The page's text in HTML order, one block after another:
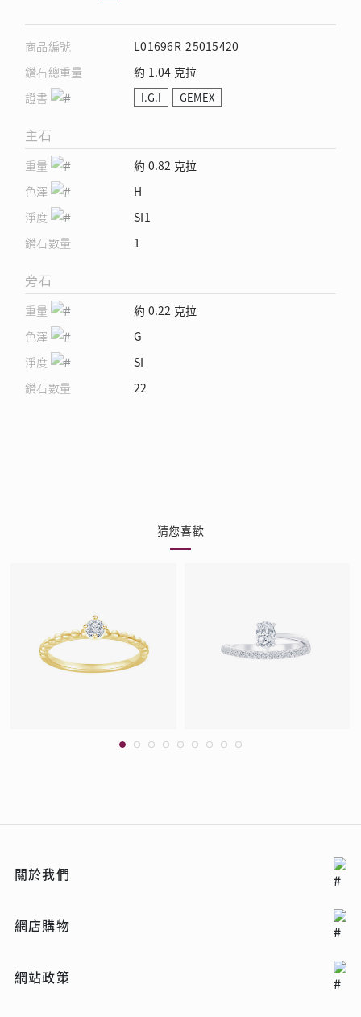
商品編號
L01696R-25015420
鑽石總重量
約 1.04 克拉
證書
I.G.I GEMEX
主石
重量
約 0.82 克拉
色澤
H
淨度
SI1
鑽石數量
1
旁石
重量
約 0.22 克拉
色澤
G
淨度
SI
鑽石數量
22
猜您喜歡
關於我們
網店購物
網站政策